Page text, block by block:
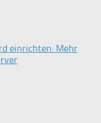
einrichten: Mehr